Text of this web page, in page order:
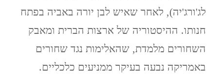
לג'ורג'יה), לאחר שאיש לבן יורה באביה בפתח
חנותו. ההיסטוריה של ארצות הברית ומאבק
השחורים מלמדת, שהאלימות נגד שחורים
באמריקה נבעה בעיקר ממניעים כלכליים.